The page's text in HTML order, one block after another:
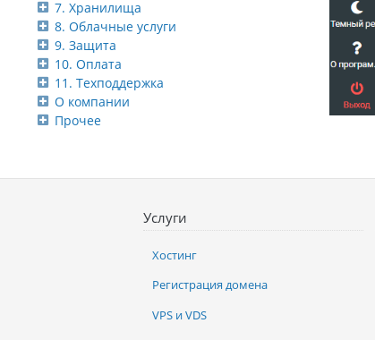
7. Хранилища
8. Облачные услуги
9. Защита
10. Оплата
11. Техподдержка
О компании
Прочее
Услуги
Хостинг
Регистрация домена
VPS и VDS